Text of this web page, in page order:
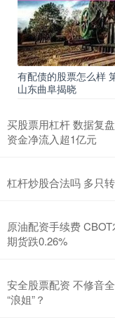
有配债的股票怎么样
山东曲阜揭晓
买股票用杠杆 数据复
资金净流入超1亿元
杠杆炒股合法吗 多只
原油配资手续费
期货跌0.26%
安全股票配资 不修音
“浪姐”？